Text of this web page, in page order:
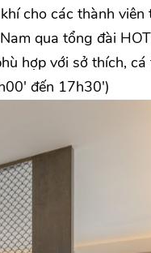
cho các thành viên
qua tổng đài
hợp với sở thích,
đến 17h30')